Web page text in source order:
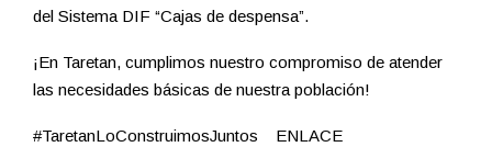
del Sistema DIF “Cajas de despensa”.
¡En Taretan, cumplimos nuestro compromiso de atender
las necesidades básicas de nuestra población!
#TaretanLoConstruimosJuntos ENLACE